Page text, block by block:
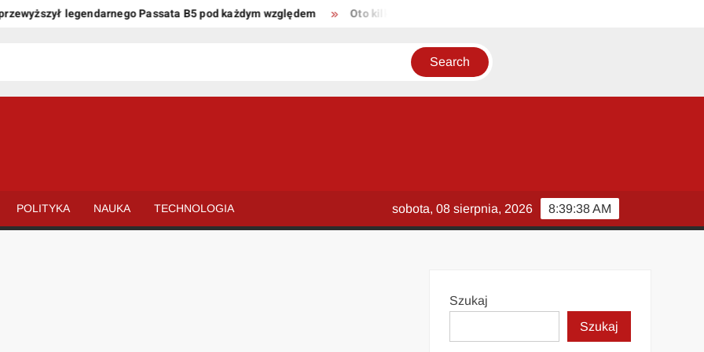
legendarnego Passata B5 pod każdym względem Oto kilka propozycji unikalnych tytułów zachowujących sens
POLITYKA NAUKA TECHNOLOGIA 8:39:38 AM
sobota, 08 sierpnia, 2026
Szukaj
Szukaj